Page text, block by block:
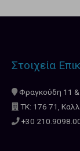
Στοιχεία
Φραγκούδη 11
ΤΚ: 176 71,
+30